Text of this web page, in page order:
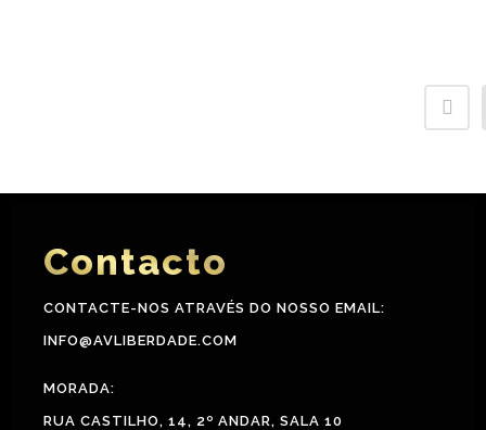
Contacto
CONTACTE-NOS ATRAVÉS DO NOSSO EMAIL:
INFO@AVLIBERDADE.COM
MORADA:
RUA CASTILHO, 14, 2º ANDAR, SALA 10